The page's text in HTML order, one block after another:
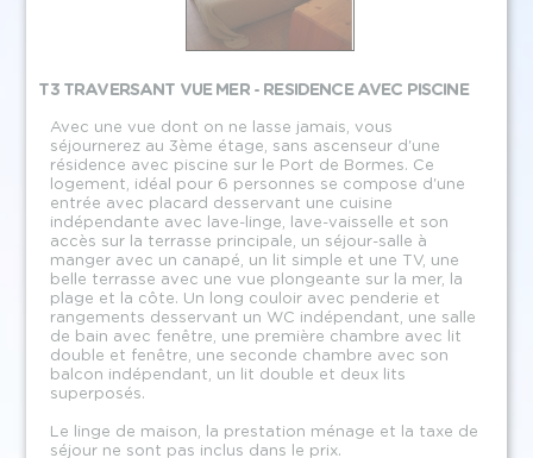
T3 TRAVERSANT VUE MER - RESIDENCE AVEC PISCINE
Avec une vue dont on ne lasse jamais, vous
séjournerez au 3ème étage, sans ascenseur d'une
résidence avec piscine sur le Port de Bormes. Ce
logement, idéal pour 6 personnes se compose d'une
entrée avec placard desservant une cuisine
indépendante avec lave-linge, lave-vaisselle et son
accès sur la terrasse principale, un séjour-salle à
manger avec un canapé, un lit simple et une TV, une
belle terrasse avec une vue plongeante sur la mer, la
plage et la côte. Un long couloir avec penderie et
rangements desservant un WC indépendant, une salle
de bain avec fenêtre, une première chambre avec lit
double et fenêtre, une seconde chambre avec son
balcon indépendant, un lit double et deux lits
superposés.
Le linge de maison, la prestation ménage et la taxe de
séjour ne sont pas inclus dans le prix.